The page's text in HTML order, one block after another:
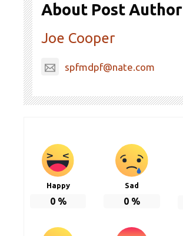
About Post Author
Joe Cooper
spfmdpf@nate.com
Happy
0%
Sad
0 %